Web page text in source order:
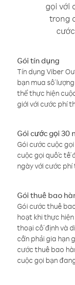
gọi với
trong
Gói tín dụng
Tín dụng Viber
bạn mua số
thể thực hiện
giới với cước phí
Gói cước gọi 30
Gói cước cuộc
cuộc gọi quốc tế
ngày với cước
Gói thuê bao
Gói cước thuê
hoạt khi thực
thoại cố định và
cần phải gia hạn
cước thuê bao
cuộc gọi bạn